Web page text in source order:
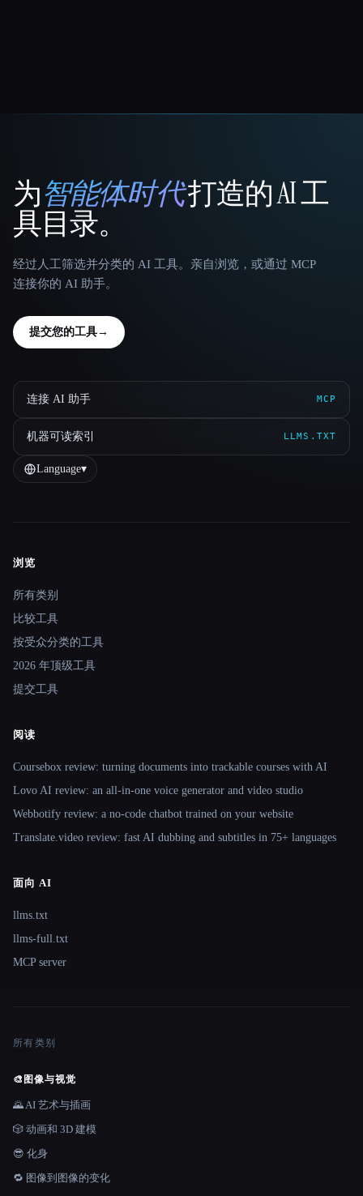
That AI Collection
为智能体时代打造的 AI 工
具目录。
经过人工筛选并分类的 AI 工具。亲自浏览，或通过 MCP
连接你的 AI 助手。
提交您的工具→
连接 AI 助手 MCP
机器可读索引 LLMS.TXT
Language▾
Site navigation
浏览
所有类别
比较工具
按受众分类的工具
2026 年顶级工具
提交工具
阅读
Coursebox review: turning documents into trackable courses with AI
Lovo AI review: an all-in-one voice generator and video studio
Webbotify review: a no-code chatbot trained on your website
Translate.video review: fast AI dubbing and subtitles in 75+ languages
面向 AI
llms.txt
llms-full.txt
MCP server
所有类别
🎨 图像与视觉
🌄 AI 艺术与插画
🎲 动画和 3D 建模
😎 化身
🔁 图像到图像的变化